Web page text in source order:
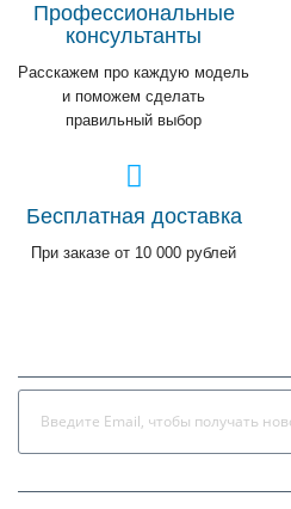
Профессиональные
консультанты
Расскажем про каждую модель
и поможем сделать
правильный выбор
Бесплатная доставка
При заказе от 10 000 рублей